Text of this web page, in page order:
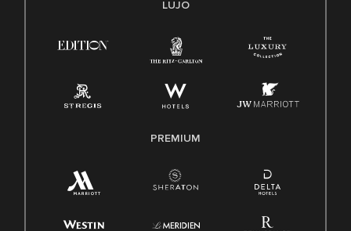
Ley de licencia familiar y médica (FMLA)
LUJO
PREMIUM